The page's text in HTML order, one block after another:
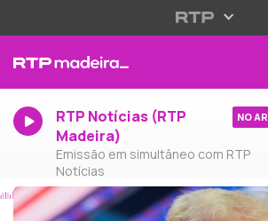
RTP Notícias (RTP
Madeira)
Emissão em simultâneo com RTP
Notícias
NO AR